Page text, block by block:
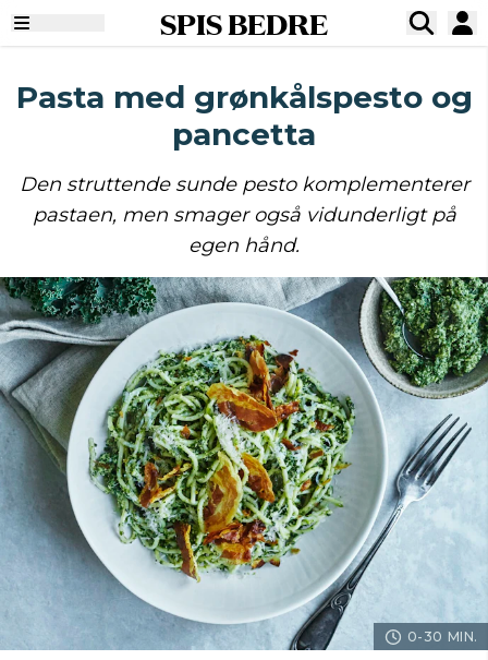
SPIS BEDRE
Pasta med grønkålspesto og
pancetta
Den struttende sunde pesto komplementerer
pastaen, men smager også vidunderligt på
egen hånd.
0-30 MIN.